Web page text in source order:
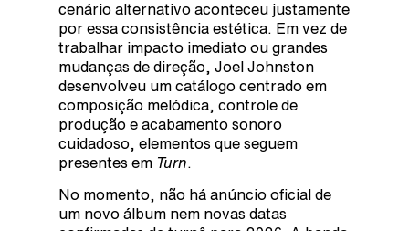
cenário alternativo aconteceu justamente
por essa consistência estética. Em vez de
trabalhar impacto imediato ou grandes
mudanças de direção, Joel Johnston
desenvolveu um catálogo centrado em
composição melódica, controle de
produção e acabamento sonoro
cuidadoso, elementos que seguem
presentes em Turn
No momento, não há anúncio oficial de
um novo álbum nem novas datas